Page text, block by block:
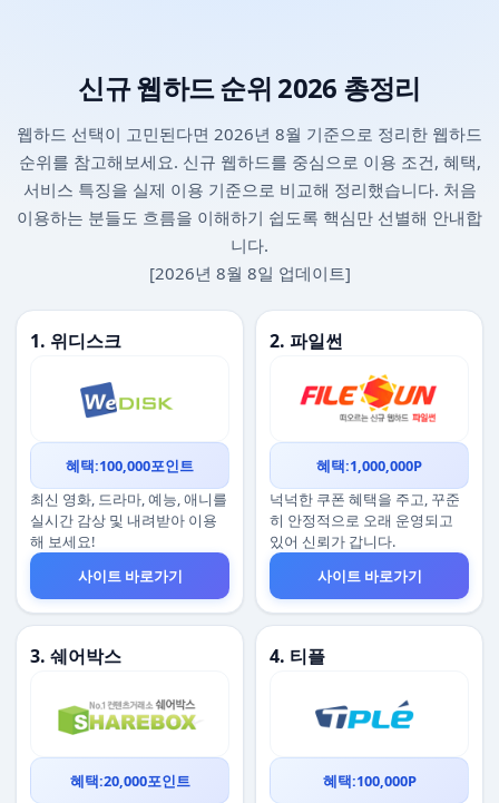
신규 웹하드 순위 2026 총정리
웹하드 선택이 고민된다면 2026년 8월 기준으로 정리한 웹하드
순위를 참고해보세요. 신규 웹하드를 중심으로 이용 조건, 혜택,
서비스 특징을 실제 이용 기준으로 비교해 정리했습니다. 처음
이용하는 분들도 흐름을 이해하기 쉽도록 핵심만 선별해 안내합
니다.
[2026년 8월 8일 업데이트]
1. 위디스크
혜택:100,000포인트
최신 영화, 드라마, 예능, 애니를
실시간 감상 및 내려받아 이용
해 보세요!
사이트 바로가기
2. 파일썬
혜택:1,000,000P
넉넉한 쿠폰 혜택을 주고, 꾸준
히 안정적으로 오래 운영되고
있어 신뢰가 갑니다.
사이트 바로가기
3. 쉐어박스
혜택:20,000포인트
4. 티플
혜택:100,000P